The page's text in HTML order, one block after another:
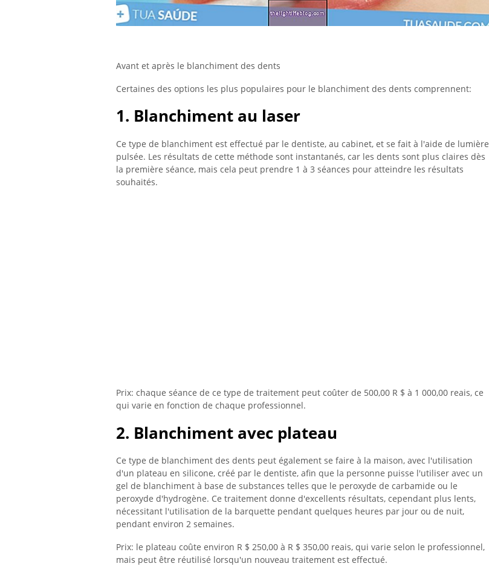
Avant et après le blanchiment des dents
Certaines des options les plus populaires pour le blanchiment des dents comprennent:
1. Blanchiment au laser
Ce type de blanchiment est effectué par le dentiste, au cabinet, et se fait à l'aide de lumière
pulsée. Les résultats de cette méthode sont instantanés, car les dents sont plus claires dès
la première séance, mais cela peut prendre 1 à 3 séances pour atteindre les résultats
souhaités.
Prix: chaque séance de ce type de traitement peut coûter de 500,00 R $ à 1 000,00 reais, ce
qui varie en fonction de chaque professionnel.
2. Blanchiment avec plateau
Ce type de blanchiment des dents peut également se faire à la maison, avec l'utilisation
d'un plateau en silicone, créé par le dentiste, afin que la personne puisse l'utiliser avec un
gel de blanchiment à base de substances telles que le peroxyde de carbamide ou le
peroxyde d'hydrogène. Ce traitement donne d'excellents résultats, cependant plus lents,
nécessitant l'utilisation de la barquette pendant quelques heures par jour ou de nuit,
pendant environ 2 semaines.
Prix: le plateau coûte environ R $ 250,00 à R $ 350,00 reais, qui varie selon le professionnel,
mais peut être réutilisé lorsqu'un nouveau traitement est effectué.